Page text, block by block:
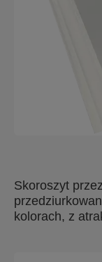
Skoroszyt
kolorach, z